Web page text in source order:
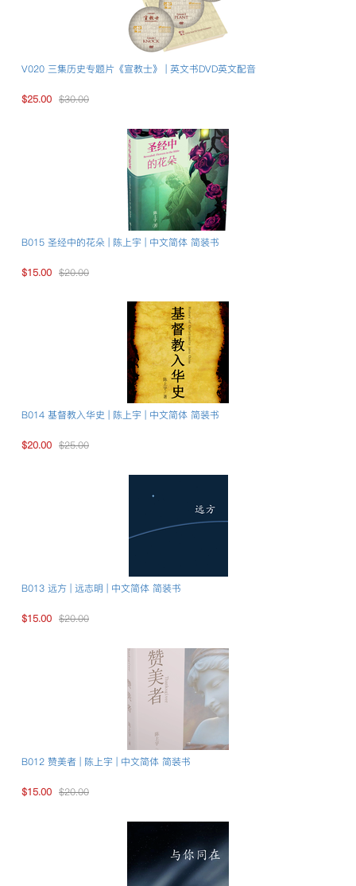
V020 三集历史专题片《宣教士》 | 英文书DVD英文配音
$25.00 $30.00
B015 圣经中的花朵 | 陈上宇 | 中文简体 简装书
$15.00 $20.00
B014 基督教入华史 | 陈上宇 | 中文简体 简装书
$20.00 $25.00
B013 远方 | 远志明 | 中文简体 简装书
$15.00 $20.00
B012 赞美者 | 陈上宇 | 中文简体 简装书
$15.00 $20.00